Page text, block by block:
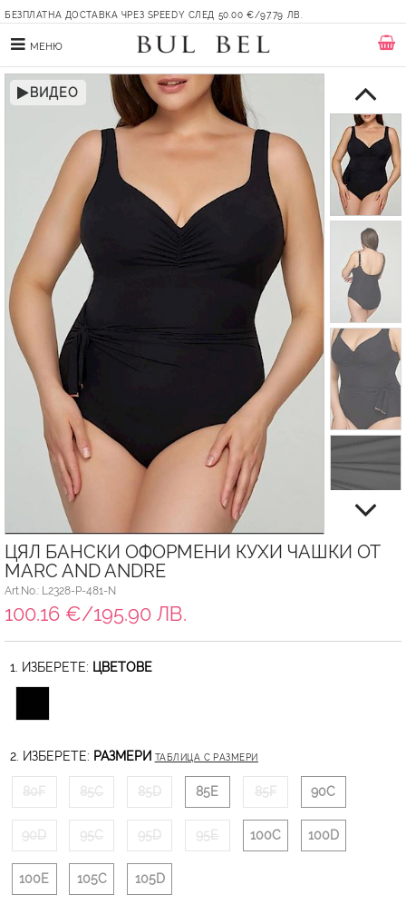
БЕЗПЛАТНА ДОСТАВКА ЧРЕЗ SPEEDY СЛЕД 50.00 €/97.79 ЛВ.
МЕНЮ
ВИДЕО
ЦЯЛ БАНСКИ ОФОРМЕНИ КУХИ ЧАШКИ ОТ
MARC AND ANDRE
Art.No.: L2328-P-481-N
100.16 €/195.90 ЛВ.
1. ИЗБЕРЕТЕ: ЦВЕТОВЕ
2. ИЗБЕРЕТЕ: РАЗМЕРИ ТАБЛИЦА С РАЗМЕРИ
80F 85C 85D 85E 85F 90C
90D 95C 95D 95E 100C 100D
100E 105C 105D